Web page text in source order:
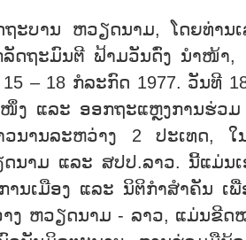
ບານ ຫວຽດນາມ, ໂດຍທ່ານເ
ດຖະມົນຕີ ຟ້າມວັນດົ່ງ ນຳໜ້າ,
– 18 ກໍລະກົດ 1977. ວັນທີ
ງ ແລະ ອອກຖະແຫຼງການຮ່ວມ
ວນານລະຫວ່າງ 2 ປະເທດ,
າມ ແລະ ສປປ.ລາວ. ນີ້ແມ່ນ
ນເມືອງ ແລະ ນິຕິກຳສຳຄັນ ເ
ງ ຫວຽດນາມ - ລາວ, ແມ່ນຂີ